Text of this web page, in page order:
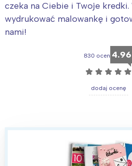
czeka na Ciebie i Twoje
wydrukować malowankę i
nami!
830 ocen 4.96
☆ ☆ ☆ ☆ ☆
dodaj ocenę